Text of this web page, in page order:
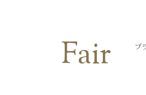
Fair ブ